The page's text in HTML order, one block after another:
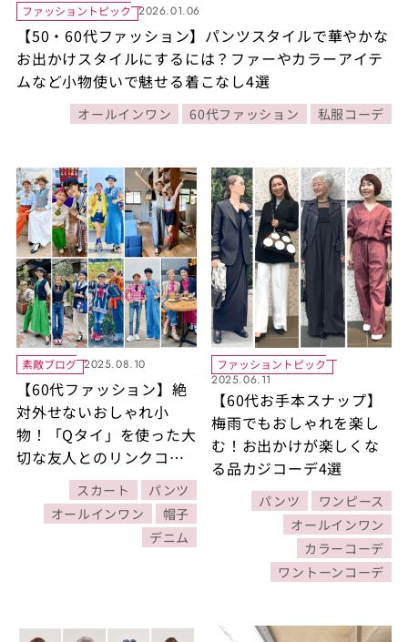
ファッショントピック 2026.01.06
【50・60代ファッション】パンツスタイルで華やかな
お出かけスタイルにするには？ファーやカラーアイテ
ムなど小物使いで魅せる着こなし4選
オールインワン 60代ファッション 私服コーデ
素敵ブログ 2025.08.10
【60代ファッション】絶
対外せないおしゃれ小
物！「Qタイ」を使った大
切な友人とのリンクコー
スカート
パンツ
オールインワン
帽子
デニム
ファッショントピック
2025.06.11
【60代お手本スナップ】
梅雨でもおしゃれを楽し
む！お出かけが楽しくな
る品カジコーデ4選
パンツ
ワンピース
オールインワン
カラーコーデ
ワントーンコーデ